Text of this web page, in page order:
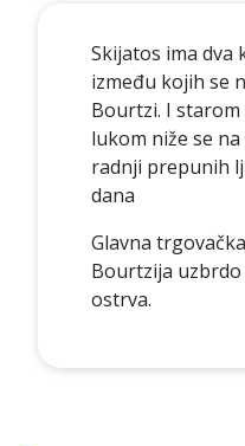
Skijatos ima dva
između kojih se
Bourtzi. I starom
lukom niže se
radnji prepunih
dana
Glavna
Bourtzija
ostrva.